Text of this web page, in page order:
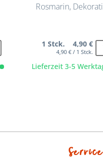
Rosmarin,
Lieferzeit 3-5
1 Stck. 4,90 €
4,90 € / 1 Stck.
Service